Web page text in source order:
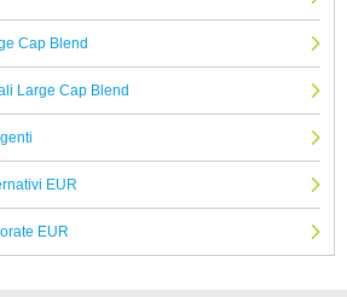
Cap Blend
Large Cap Blend
EUR
EUR